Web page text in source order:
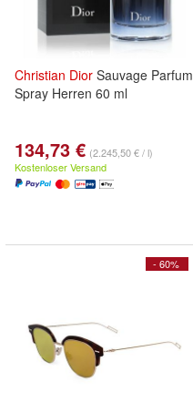
Christian Dior Sauvage Parfum
Spray Herren 60 ml
134,73 € (2.245,50 € / l)
Kostenloser Versand
- 60%